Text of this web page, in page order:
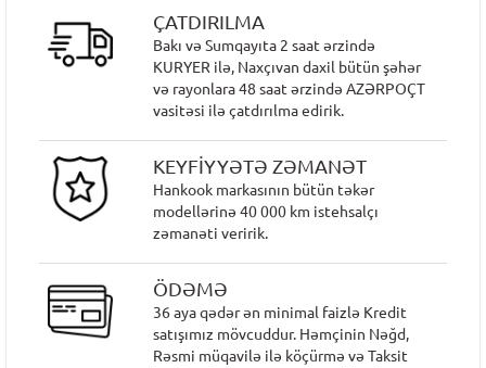
ÇATDIRILMA
Bakı və Sumqayıta 2 saat ərzində
KURYER ilə, Naxçıvan daxil bütün şəhər
və rayonlara 48 saat ərzində AZƏRPOÇT
vasitəsi ilə çatdırılma edirik.
KEYFİYYƏTƏ ZƏMANƏT
Hankook markasının bütün təkər
modellərinə 40 000 km istehsalçı
zəmanəti veririk.
ÖDƏMƏ
36 aya qədər ən minimal faizlə Kredit
satışımız mövcuddur. Həmçinin Nəğd,
Rəsmi müqavilə ilə köçürmə və Taksit